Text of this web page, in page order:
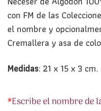
con FM de las
el nombre y
Cremallera y asa de
Medidas: 21 x 15 x 3 cm.
*Escribe el nombre de